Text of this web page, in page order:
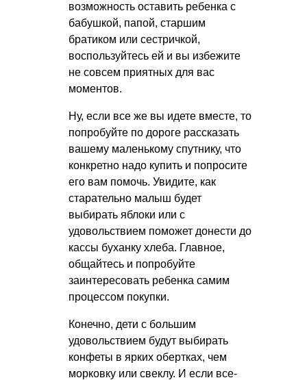
возможность оставить ребенка с
бабушкой, папой, старшим
братиком или сестричкой,
воспользуйтесь ей и вы избежите
не совсем приятных для вас
моментов.
Ну, если все же вы идете вместе, то
попробуйте по дороге рассказать
вашему маленькому спутнику, что
конкретно надо купить и попросите
его вам помочь. Увидите, как
старательно малыш будет
выбирать яблоки или с
удовольствием поможет донести до
кассы буханку хлеба. Главное,
общайтесь и попробуйте
заинтересовать ребенка самим
процессом покупки.
Конечно, дети с большим
удовольствием будут выбирать
конфеты в ярких обертках, чем
морковку или свеклу. И если все-